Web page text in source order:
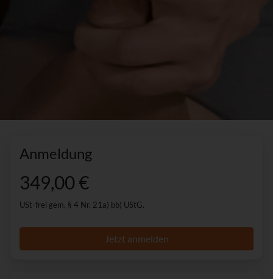
Anmeldung
349,00 €
USt-frei gem. § 4 Nr. 21a) bb) UStG.
Jetzt anmelden